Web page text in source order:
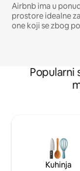
Airbnb ima u
prostore idealne
one koji se zbog
Popularni
Kuhinja